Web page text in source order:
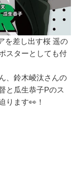
を差し出す桜 遥の
スターとしても付
、鈴木崚汰さんの
と瓜生恭子Pのス
ります👀！